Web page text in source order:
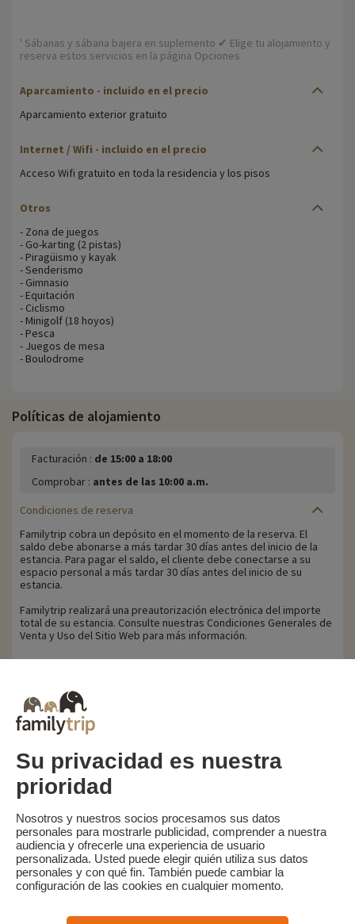
' Sábanas y sábana bajera en suplemento ✔ Elige tu alojamiento y
reserva estos servicios en la página Opciones
Aparcamiento - incluido en el precio
Aparcamiento exterior gratuito
Internet / Wifi - incluido en el precio
Acceso Wifi gratuito en toda la residencia y los pisos
Otros
- Zona de juegos
- Go-karting (2 pistas)
- Piragüismo y kayak
- Senderismo
- Gimnasio
- Equitación
- Ciclismo
- Minigolf (18 hoyos)
- Pesca
- Juegos de mesa
- Boulodrome
Políticas de alojamiento
Facturación : de 15:00 a 18:00
Comprobar : antes de las 10:00 a.m.
Condiciones de reserva
Familytrip cobra un depósito en el momento de la reserva. El
saldo debe abonarse a más tardar 30 días antes del inicio de la
estancia. Para pagar el saldo, el cliente debe conectarse a su
espacio personal a más tardar 30 días antes del inicio de su
estancia.
Familytrip realizará una preautorización electrónica del importe
total de su estancia. Consulte nuestras Condiciones Generales de
Venta y Uso del Sitio Web para más información.
Familytrip le aconseja contratar un seguro de anulación con su
socio AREAS Assurances. Suscribir en el momento de la reserva o
en las 24 horas siguientes a la reserva por teléfono.
Familytrip
Lo que la prensa dice de nosotros
Socios FAQ Blog Mapa del sitio
Pago seguro dirigido por Sooyoos
Su privacidad es nuestra
prioridad
Nosotros y nuestros socios procesamos sus datos
personales para mostrarle publicidad, comprender a nuestra
audiencia y ofrecerle una experiencia de usuario
personalizada. Usted puede elegir quién utiliza sus datos
personales y con qué fin. También puede cambiar la
configuración de las cookies en cualquier momento.